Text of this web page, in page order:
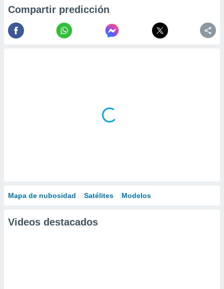
Compartir predicción
Mapa de nubosidad Satélites Modelos
Videos destacados